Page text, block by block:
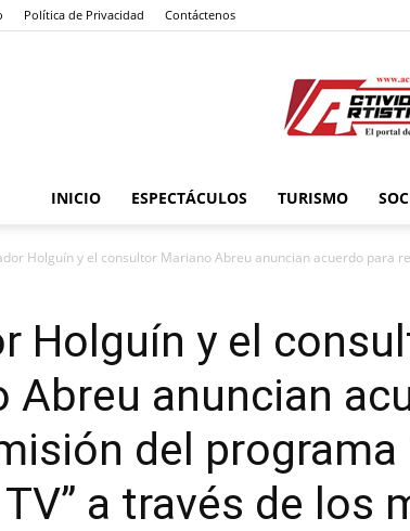
Política de Privacidad Contáctenos
INICIO ESPECTÁCULOS TURISMO
Holguín y el consultor Mariano Abreu anuncian acuerdo para
Holguín y el
Abreu anuncian
del programa
a través de los